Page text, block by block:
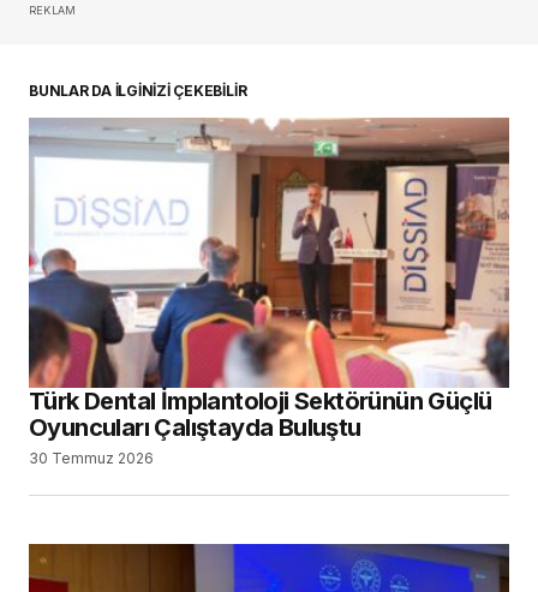
REKLAM
BUNLAR DA İLGİNİZİ ÇEKEBİLİR
Türk Dental İmplantoloji Sektörünün Güçlü
Oyuncuları Çalıştayda Buluştu
30 Temmuz 2026